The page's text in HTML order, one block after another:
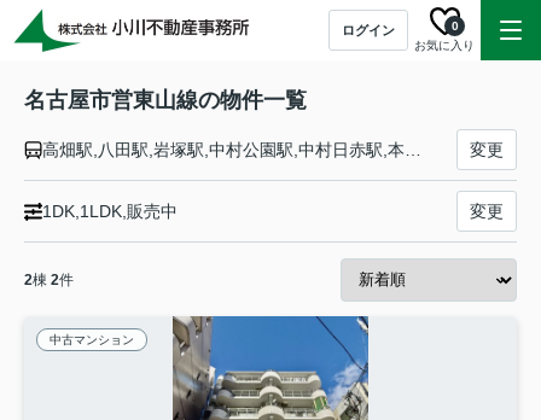
ログイン
お気に入り
0
名古屋市営東山線の物件一覧
変更
1DK,1LDK,販売中 変更
2棟 2件
中古マンション